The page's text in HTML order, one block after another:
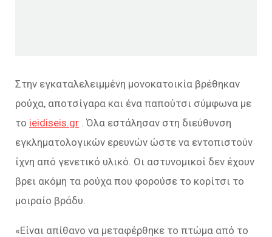
Στην εγκαταλελειμμένη μονοκατοικία βρέθηκαν
ρούχα, αποτσίγαρα και ένα παπούτσι σύμφωνα με
το ieidiseis.gr . Όλα εστάλησαν στη διεύθυνση
εγκληματολογικών ερευνών ώστε να εντοπιστούν
ίχνη από γενετικό υλικό. Οι αστυνομικοί δεν έχουν
βρει ακόμη τα ρούχα που φορούσε το κορίτσι το
μοιραίο βράδυ.
«Είναι απίθανο να μεταφέρθηκε το πτώμα από το